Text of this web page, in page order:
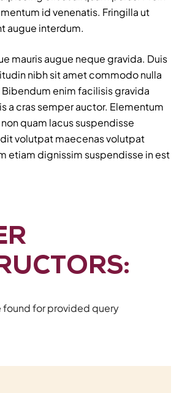
id venenatis. Fringilla ut
augue interdum.
mauris augue neque gravida. Duis
nibh sit amet commodo nulla
enim facilisis gravida
a cras semper auctor. Elementum
quam lacus suspendisse
volutpat maecenas volutpat
etiam dignissim suspendisse in est
found for provided query